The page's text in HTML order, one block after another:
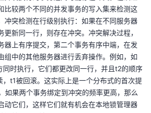
比较两个不同的并发事务的写入集来检测这
冲突检测在行级别执行：如果在不同服务器
更新同一行，则存在冲突。冲突解决过程，
器上有序提交，第二个事务有序中端，在发
组中的其他服务器进行丢弃操作。例如，如
时执行，它们都更改同一行，并且t2的顺序
t1被回滚。这实际上是一个分布式的首次提
如果两个事务绑定到冲突的频率更高，那么
动它们，这样它们就有机会在本地锁管理器